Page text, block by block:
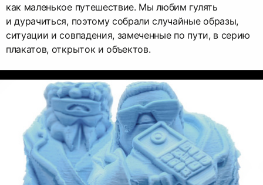
как маленькое путешествие. Мы любим гулять
и дурачиться, поэтому собрали случайные образы,
ситуации и совпадения, замеченные по пути, в серию
плакатов, открыток и объектов.